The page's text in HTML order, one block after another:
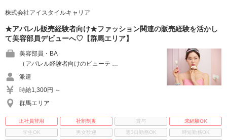
株式会社アイスタイルキャリア
★アパレル販売経験者向け★ファッション関連の販売経験を活かし
て美容部員デビューへ♡【群馬エリア】
美容部員・BA
（アパレル経験者向けのビューテ …
派遣
時給1,300円 ～
群馬エリア
正社員登用 社割制度 賞与
未経験OK
学生OK
男女歓迎 週3日勤務OK
時短勤務OK